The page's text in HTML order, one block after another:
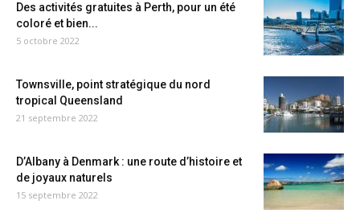
Des activités gratuites à Perth, pour un été
coloré et bien...
5 octobre 2022
Townsville, point stratégique du nord
tropical Queensland
21 septembre 2022
D’Albany à Denmark : une route d’histoire et
de joyaux naturels
15 septembre 2022